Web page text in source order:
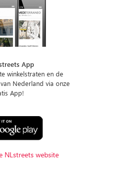
App
winkelstraten en de
Nederland via onze
App!
NLstreets website